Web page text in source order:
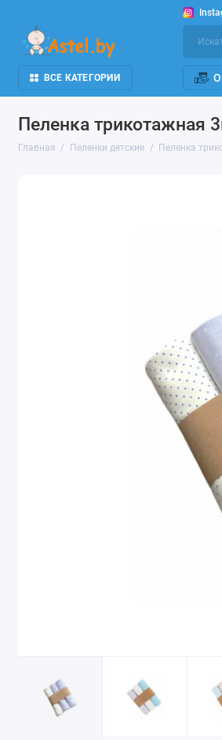
ВСЕ КАТЕГОРИИ
Пеленка трикотажная
Главная Пеленки детские Пеленка